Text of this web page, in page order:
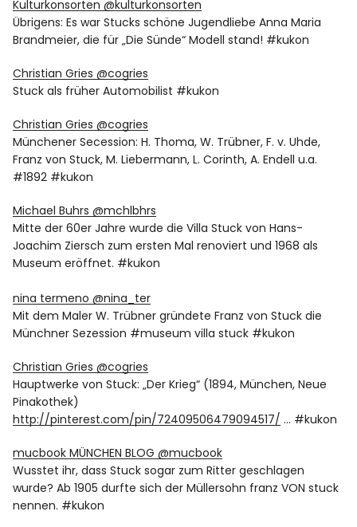
Kulturkonsorten ‏@kulturkonsorten
Übrigens: Es war Stucks schöne Jugendliebe Anna Maria
Brandmeier, die für „Die Sünde“ Modell stand! #kukon
Christian Gries ‏@cogries
Stuck als früher Automobilist #kukon
Christian Gries ‏@cogries
Münchener Secession: H. Thoma, W. Trübner, F. v. Uhde,
Franz von Stuck, M. Liebermann, L. Corinth, A. Endell u.a.
#1892 #kukon
Michael Buhrs ‏@mchlbhrs
Mitte der 60er Jahre wurde die Villa Stuck von Hans-
Joachim Ziersch zum ersten Mal renoviert und 1968 als
Museum eröffnet. #kukon
nina termeno ‏@nina_ter
Mit dem Maler W. Trübner gründete Franz von Stuck die
Münchner Sezession #museum villa stuck #kukon
Christian Gries ‏@cogries
Hauptwerke von Stuck: „Der Krieg“ (1894, München, Neue
Pinakothek)
http://pinterest.com/pin/72409506479094517/ … #kukon
mucbook MÜNCHEN BLOG ‏@mucbook
Wusstet ihr, dass Stuck sogar zum Ritter geschlagen
wurde? Ab 1905 durfte sich der Müllersohn franz VON stuck
nennen. #kukon